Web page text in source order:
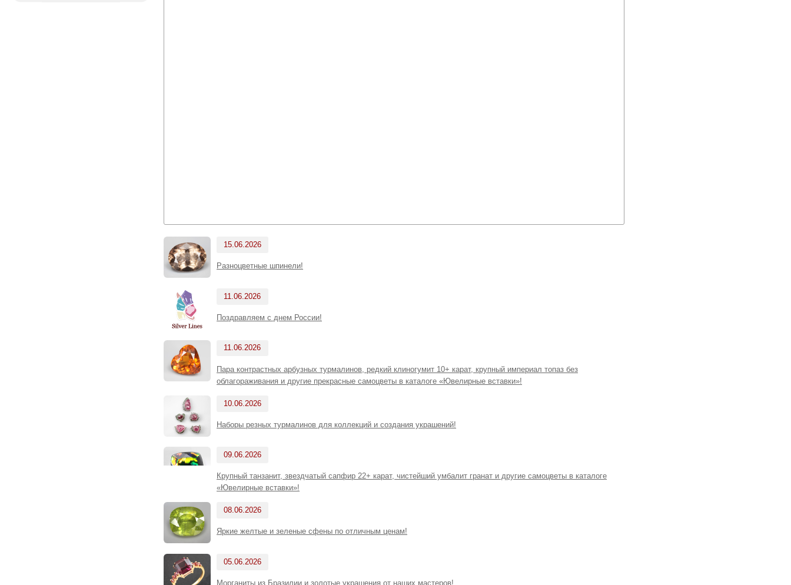
15.06.2026
Разноцветные шпинели!
11.06.2026
Поздравляем с днем России!
11.06.2026
Пара контрастных арбузных турмалинов, редкий клиногумит 10+ карат, крупный империал топаз без
облагораживания и другие прекрасные самоцветы в каталоге «Ювелирные вставки»!
10.06.2026
Наборы резных турмалинов для коллекций и создания украшений!
09.06.2026
Крупный танзанит, звездчатый сапфир 22+ карат, чистейший умбалит гранат и другие самоцветы в каталоге
«Ювелирные вставки»!
08.06.2026
Яркие желтые и зеленые сфены по отличным ценам!
05.06.2026
Морганиты из Бразилии и золотые украшения от наших мастеров!